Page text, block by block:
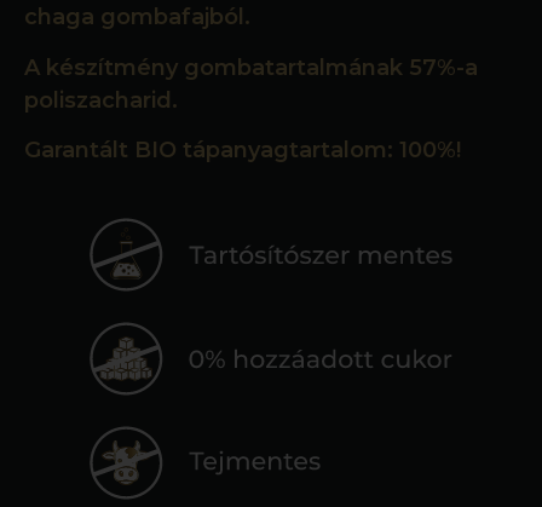
chaga gombafajból.
A készítmény gombatartalmának 57%-a
poliszacharid.
Garantált BIO tápanyagtartalom: 100%!